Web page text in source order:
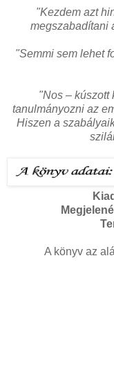
"Kezdem azt
megszabadítani
"Semmi sem lehet
"Nos – kúszott
tanulmányozni az
Hiszen a
A könyv az